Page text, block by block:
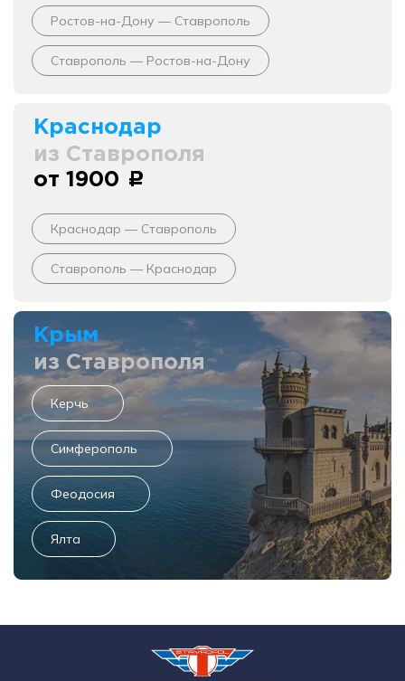
Ростов-на-Дону — Ставрополь
Ставрополь — Ростов-на-Дону
Краснодар
из Ставрополя
от 1900 c
Краснодар — Ставрополь
Ставрополь — Краснодар
Крым
из Ставрополя
Керчь
Симферополь
Феодосия
Ялта